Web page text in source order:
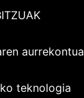
aurrekontua
teknologia